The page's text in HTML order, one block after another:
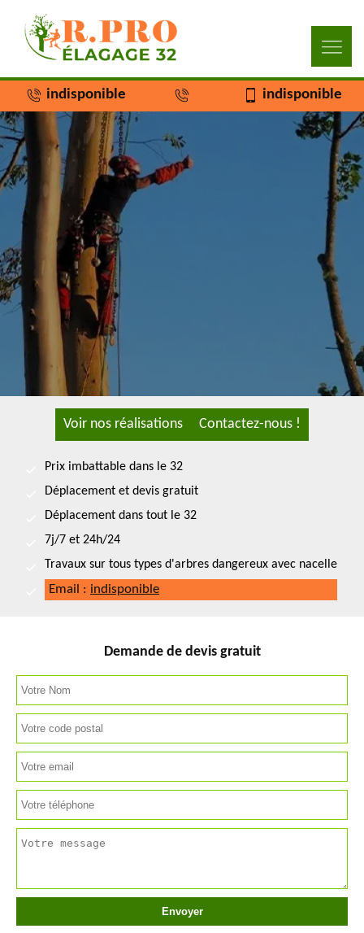
indisponible indisponible
Voir nos réalisations Contactez-nous !
Prix imbattable dans le 32
Déplacement et devis gratuit
Déplacement dans tout le 32
7j/7 et 24h/24
Travaux sur tous types d'arbres dangereux avec nacelle
Email : indisponible
Demande de devis gratuit